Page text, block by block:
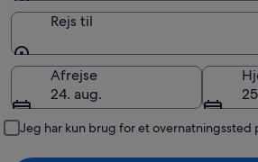
Rejs fra
Rejs til
Rejs til
Afrejse
24. aug.
Jeg har kun brug for et overnatningssted